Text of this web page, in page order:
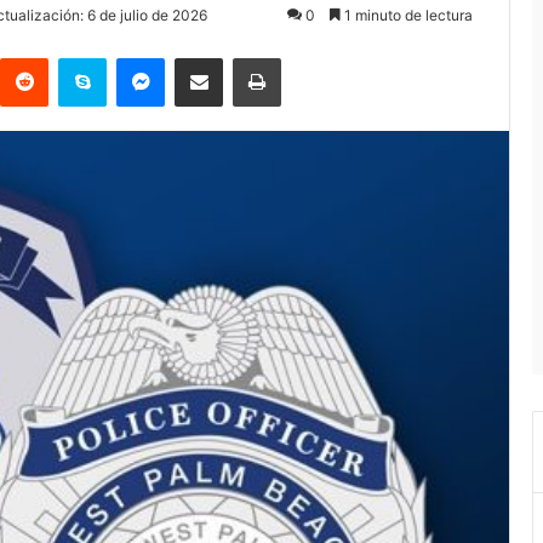
6 de julio de 2026 0 1 minuto de lectura